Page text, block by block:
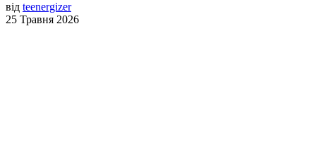
від teenergizer
25 Травня 2026